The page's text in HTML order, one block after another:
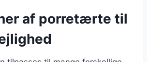
af porretærte til